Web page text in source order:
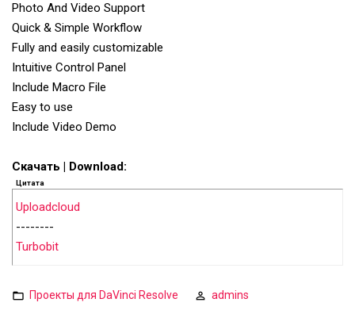
Photo And Video Support
Quick & Simple Workflow
Fully and easily customizable
Intuitive Control Panel
Include Macro File
Easy to use
Include Video Demo
Скачать | Download:
Цитата
Uploadcloud
--------
Turbobit
Проекты для DaVinci Resolve admins